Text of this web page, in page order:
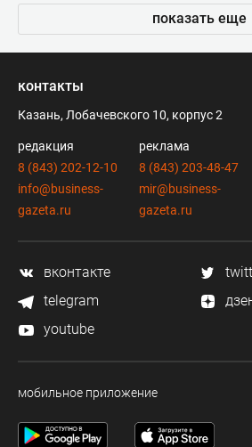
показать еще
контакты
Казань, Лобачевского 10, корпус 2
редакция
8 (843) 202-12-10
info@business-
gazeta.ru
реклама
8 (843) 203-48-47
mir@business-
gazeta.ru
вконтакте
telegram
youtube
мобильное приложение